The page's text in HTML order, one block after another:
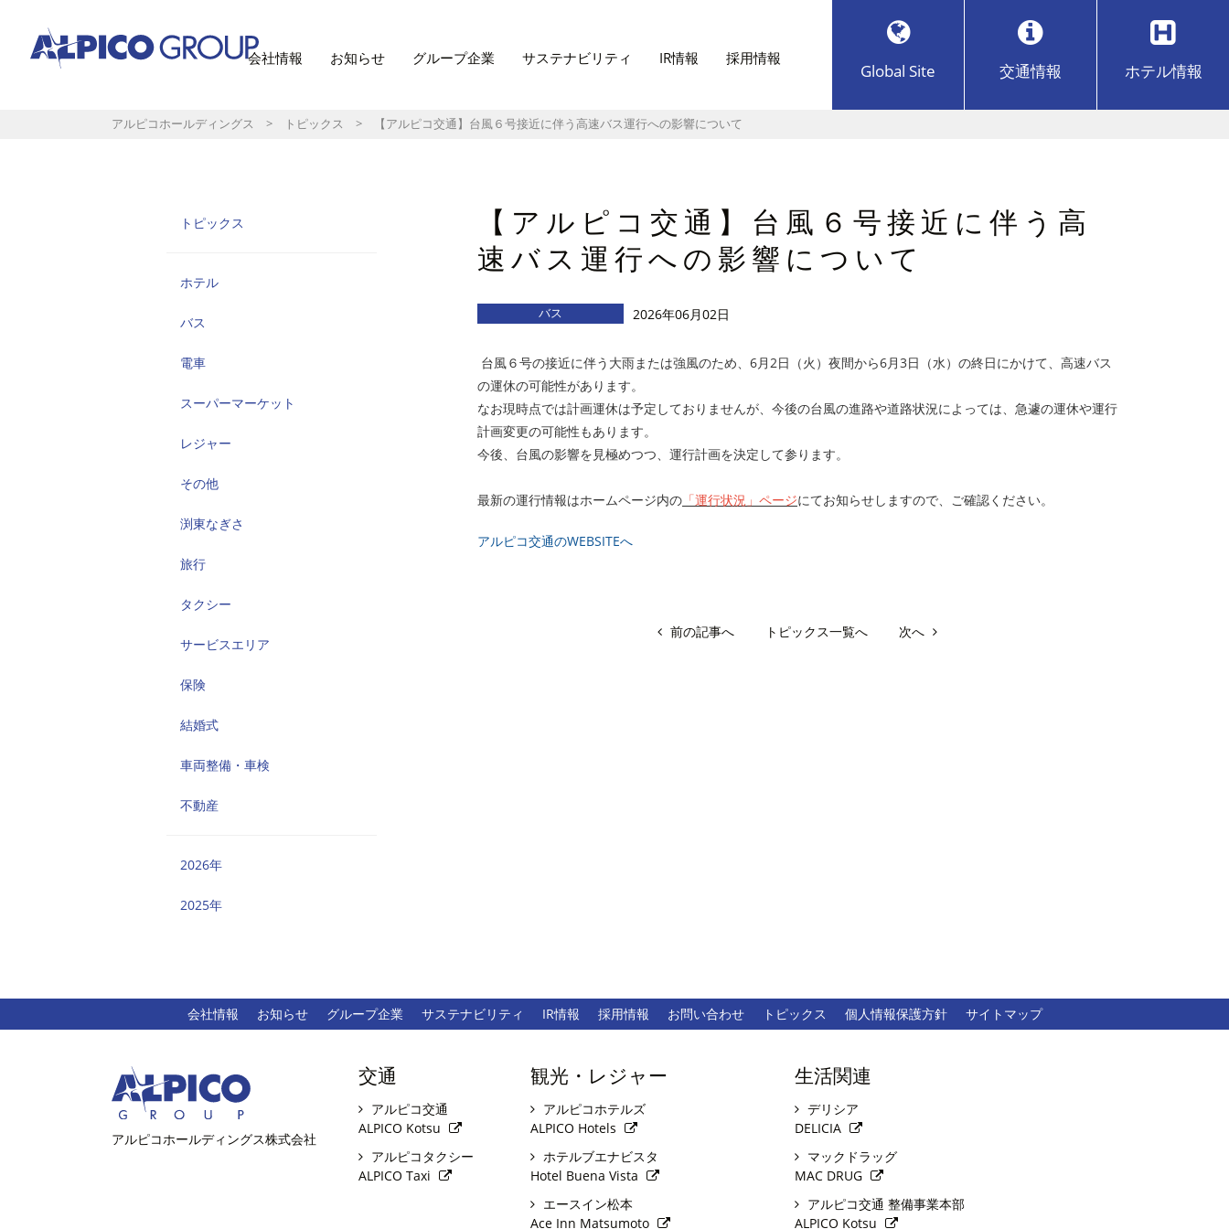
会社情報 お知らせ グループ企業 サステナビリティ IR情報 採用情報
Global Site 交通情報 ホテル情報
アルピコホールディングス > トピックス > 【アルピコ交通】台風６号接近に伴う高速バス運行への影響について
トピックス
ホテル
バス
電車
スーパーマーケット
レジャー
その他
渕東なぎさ
旅行
タクシー
サービスエリア
保険
結婚式
車両整備・車検
不動産
2026年
2025年
【アルピコ交通】台風６号接近に伴う高
速バス運行への影響について
バス 2026年06月02日
台風６号の接近に伴う大雨または強風のため、6月2日（火）夜間から6月3日（水）の終日にかけて、高速バス
の運休の可能性があります。
なお現時点では計画運休は予定しておりませんが、今後の台風の進路や道路状況によっては、急遽の運休や運行
計画変更の可能性もあります。
今後、台風の影響を見極めつつ、運行計画を決定して参ります。
最新の運行情報はホームページ内の 「運行状況」ページにてお知らせしますので、ご確認ください。
アルピコ交通のWEBSITEへ
前の記事へ トピックス一覧へ 次へ
会社情報 お知らせ グループ企業 サステナビリティ IR情報 採用情報 お問い合わせ トピックス 個人情報保護方針 サイトマップ
アルピコホールディングス株式会社
交通
アルピコ交通
ALPICO Kotsu
アルピコタクシー
ALPICO Taxi
観光・レジャー
アルピコホテルズ
ALPICO Hotels
ホテルブエナビスタ
Hotel Buena Vista
エースイン松本
Ace Inn Matsumoto
生活関連
デリシア
DELICIA
マックドラッグ
MAC DRUG
アルピコ交通 整備事業本部
ALPICO Kotsu